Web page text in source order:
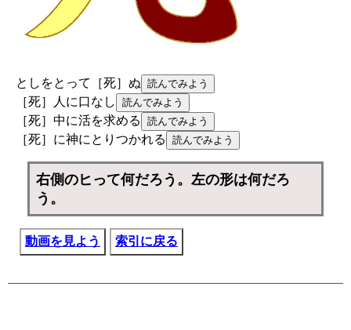
としをとって［死］ぬ
［死］人に口なし
［死］中に活を求める
［死］に神にとりつかれる
右側のヒって何だろう。左の形は何だろ
う。
動画を見よう 索引に戻る